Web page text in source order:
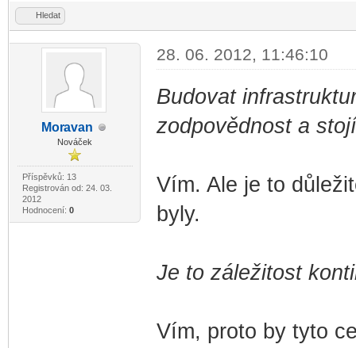
Hledat
Moravan
Nováček
Příspěvků: 13
Registrován od: 24. 03.
2012
Hodnocení: 0
28. 06. 2012, 11:46:10
Budovat
zodpovědnost a
Vím. Ale je to
byly.
Je to záležitost
Vím, proto by tyto